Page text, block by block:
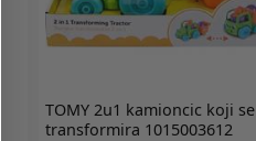
TOMY2u1 kamioncic koji se
transformira 1015003612